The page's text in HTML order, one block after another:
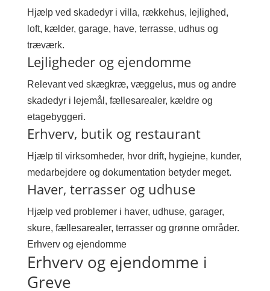
Hjælp ved skadedyr i villa, rækkehus, lejlighed,
loft, kælder, garage, have, terrasse, udhus og
træværk.
Lejligheder og ejendomme
Relevant ved skægkræ, væggelus, mus og andre
skadedyr i lejemål, fællesarealer, kældre og
etagebyggeri.
Erhverv, butik og restaurant
Hjælp til virksomheder, hvor drift, hygiejne, kunder,
medarbejdere og dokumentation betyder meget.
Haver, terrasser og udhuse
Hjælp ved problemer i haver, udhuse, garager,
skure, fællesarealer, terrasser og grønne områder.
Erhverv og ejendomme
Erhverv og ejendomme i
Greve